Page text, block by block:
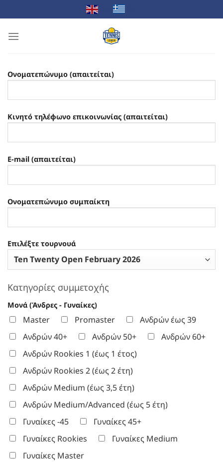
στο
περιεχόμενο
Ονοματεπώνυμο (απαιτείται)
Κινητό τηλέφωνο επικοινωνίας (απαιτείται)
E-mail (απαιτείται)
Ονοματεπώνυμο συμπαίκτη
Επιλέξτε τουρνουά
Κατηγορίες συμμετοχής
Μονά (Άνδρες - Γυναίκες)
Master Promaster
Ανδρών έως 39
Ανδρών 40+
Ανδρών 50+
Ανδρών 60+
Ανδρών Rookies 1 (έως 1 έτος)
Ανδρών Rookies 2 (έως 2 έτη)
Ανδρών Medium (έως 3,5 έτη)
Ανδρών Medium/Advanced (έως 5 έτη)
Γυναίκες -45
Γυναίκες 45+
Γυναίκες Rookies
Γυναίκες Medium
Γυναίκες Master